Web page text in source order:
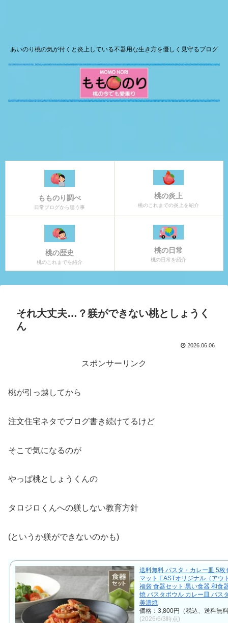
あいのり桃の気が付くと炎上している不器用な生き方を優しく見守るブログ
もものり調べ
日常ブログから思う事
桃の炎上
桃のこれまでの炎上を紹介
桃の歴史
桃のこれまでを紹介
桃の日常
桃の日常を紹介
それ大丈夫…？躾ができない桃としょうく
ん
2026.06.06
スポンサーリンク
桃が引っ越してから
注文住宅ネタでブログ書き続けてるけど
そこで気になるのが
やっぱ桃としょうくんの
タロジロくんへの躾しない教育方針
(というか躾ができないのかも)
送料無料 パスタ・カレー皿 5枚
マット EASTオリジナル（アウ
福袋 食器セット 黒い食器 和食
焼 パスタボウル カレー皿 パス
美濃焼
価格：3,800円（税込、送料無
(2026/6/3時点)